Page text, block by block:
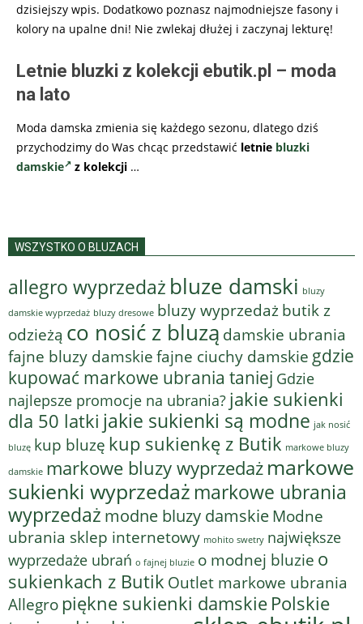
dzisiejszy wpis. Dodatkowo poznasz najmodniejsze fasony i
kolory na upalne dni! Nie zwlekaj dłużej i zaczynaj lekturę!
Letnie bluzki z kolekcji ebutik.pl – moda
na lato
Moda damska zmienia się każdego sezonu, dlatego dziś
przychodzimy do Was chcąc przedstawić letnie bluzki
damskie
z kolekcji …
WSZYSTKO O BLUZACH
allegro wyprzedaż bluze damski bluzy
damskie wyprzedaż bluzy dresowe bluzy wyprzedaż butik z
odzieżą co nosić z bluzą damskie ubrania
fajne bluzy damskiefajne ciuchy damskie gdzie
kupować markowe ubrania taniej Gdzie
najlepsze promocje na ubrania? jakie sukienki
dla 50 latki jakie sukienki są modne jak nosić
bluzę kup bluzę kup sukienkę z Butik markowe bluzy
damskie markowe bluzy wyprzedaż markowe
sukienki wyprzedaż markowe ubrania
wyprzedaż modne bluzy damskie Modne
ubrania sklep internetowy mohito swetry największe
wyprzedaże ubrań o fajnej bluzie o modnej bluzie o
sukienkach z Butik Outlet markowe ubrania
Allegropiękne sukienki damskie Polskie